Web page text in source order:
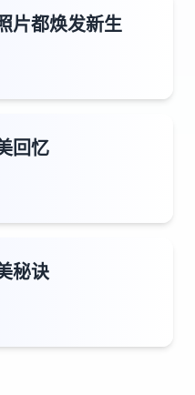
片都焕发新生
回忆
秘诀